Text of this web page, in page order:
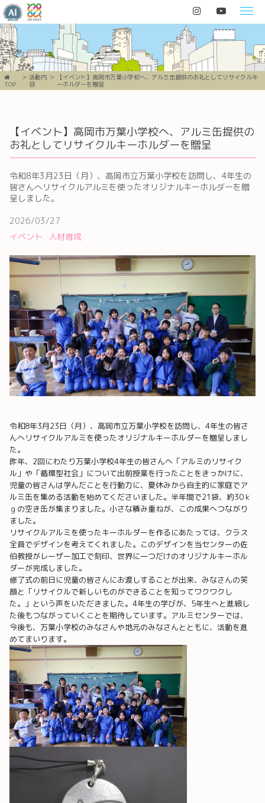
TOP
活動内
容
【イベント】高岡市万葉小学校へ、アルミ缶提供のお礼としてリサイクルキ
ーホルダーを贈呈
【イベント】高岡市万葉小学校へ、アルミ缶提供の
お礼としてリサイクルキーホルダーを贈呈
令和8年3月23日（月）、高岡市立万葉小学校を訪問し、4年生の
皆さんへリサイクルアルミを使ったオリジナルキーホルダーを贈
呈しました。
2026/03/27
イベント
人材育成
令和8年3月23日（月）、高岡市立万葉小学校を訪問し、4年生の皆さ
んへリサイクルアルミを使ったオリジナルキーホルダーを贈呈しまし
た。
昨年、2回にわたり万葉小学校4年生の皆さんへ「アルミのリサイク
ル」や「循環型社会」について出前授業を行ったことをきっかけに、
児童の皆さんは学んだことを行動力に、夏休みから自主的に家庭でア
ルミ缶を集める活動を始めてくださいました。半年間で21袋、約30ｋ
ｇの空き缶が集まりました。小さな積み重ねが、この成果へつながり
ました。
リサイクルアルミを使ったキーホルダーを作るにあたっては、クラス
全員でデザインを考えてくれました。このデザインを当センターの佐
伯教授がレーザー加工で刻印、世界に一つだけのオリジナルキーホル
ダーが完成しました。
修了式の前日に児童の皆さんにお渡しすることが出来、みなさんの笑
顔と「リサイクルで新しいものができることを知ってワクワクし
た。」という声をいただきました。4年生の学びが、5年生へと進級し
た後もつながっていくことを期待しています。アルミセンターでは、
今後も、万葉小学校のみなさんや地元のみなさんとともに、活動を進
めてまいります。